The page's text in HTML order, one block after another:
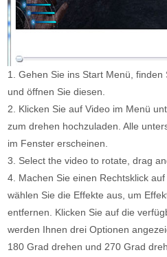
1. Gehen Sie ins Start Menü,
und öffnen Sie diesen.
2. Klicken Sie auf Video im Menü
zum drehen hochzuladen. Alle
im Fenster erscheinen.
3. Select the video to rotate, drag
4. Machen Sie einen Rechtsklick
wählen Sie die Effekte aus, um
entfernen. Klicken Sie auf die
werden Ihnen drei Optionen
180 Grad drehen und 270 Grad